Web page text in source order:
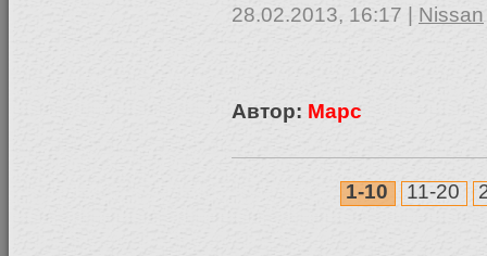
28.02.2013, 16:17 | Nissan
Автор: Марс
1-10 11-20